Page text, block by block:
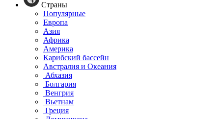
Страны
Популярные
Европа
Азия
Африка
Америка
Карибский бассейн
Австралия и Океания
Абхазия
Болгария
Венгрия
Вьетнам
Греция